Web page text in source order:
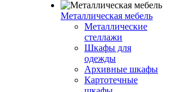
Металлическая мебель
Металлические
стеллажи
Шкафы для
одежды
Архивные шкафы
Картотечные